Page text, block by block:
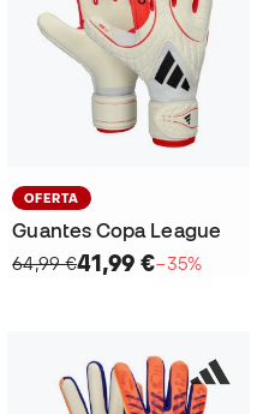
OFERTA
Guantes Copa League
64,99 €41,99 €−35%